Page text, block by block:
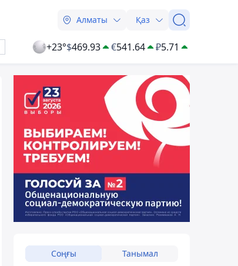
Алматы Қаз
+23°$469.93 €541.64 ₽5.71
Соңғы Танымал